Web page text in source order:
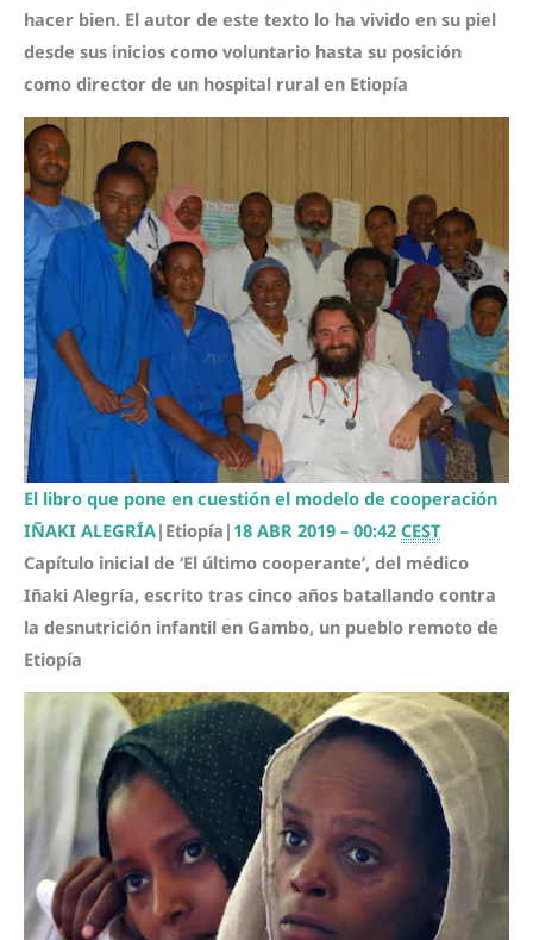
hacer bien. El autor de este texto lo ha vivido en su piel
desde sus inicios como voluntario hasta su posición
como director de un hospital rural en Etiopía
El libro que pone en cuestión el modelo de cooperación
IÑAKI ALEGRÍA| Etiopía | 18 ABR 2019 – 00:42 CEST
Capítulo inicial de ‘El último cooperante’, del médico
Iñaki Alegría, escrito tras cinco años batallando contra
la desnutrición infantil en Gambo, un pueblo remoto de
Etiopía